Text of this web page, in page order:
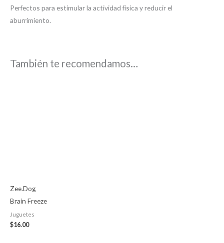
Perfectos para estimular la actividad física y reducir el
aburrimiento.
También te recomendamos…
Zee.Dog
Brain Freeze
Juguetes
$16.00